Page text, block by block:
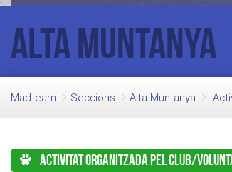
Alta Muntanya
Madteam Seccions Alta Muntanya
Activitat organitzada pel club/